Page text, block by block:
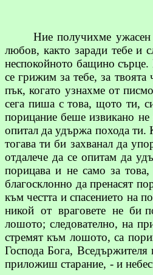
Ние получихме
любов, както заради тебе и
неспокойното бащино
се грижим за тебе, за твоята
пък, когато узнахме от
сега пиша с това, щото ти,
порицание беше извикано
опитал да удържа похода ти.
тогава ти би захванал да
отдалече да се опитам да
порицава и не само за
благосклонно да пренасят
към честта и спасението на
никой от враговете не би
лошото; следователно, на
стремят към лошото, са
Господа Бога,
приложиш старание, - и